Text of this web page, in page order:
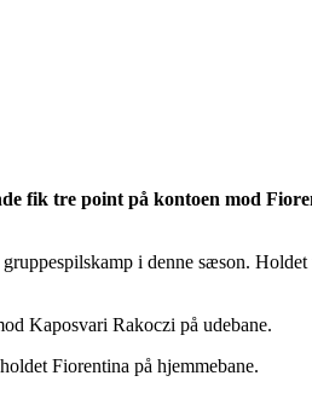
fik tre point på kontoen mod
i denne sæson. Holdet
Kaposvari Rakoczi på udebane.
Fiorentina på hjemmebane.